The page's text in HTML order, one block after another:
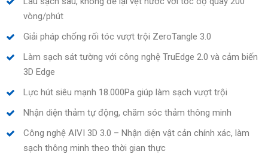
vòng/phút
Giải pháp chống rối tóc vượt trội ZeroTangle 3.0
Làm sạch sát tường với công nghệ TruEdge 2.0 và cảm biến
3D Edge
Lực hút siêu mạnh 18.000Pa giúp làm sạch vượt trội
Nhận diện thảm tự động, chăm sóc thảm thông minh
Công nghệ AIVI 3D 3.0 – Nhận diện vật cản chính xác, làm
sạch thông minh theo thời gian thực